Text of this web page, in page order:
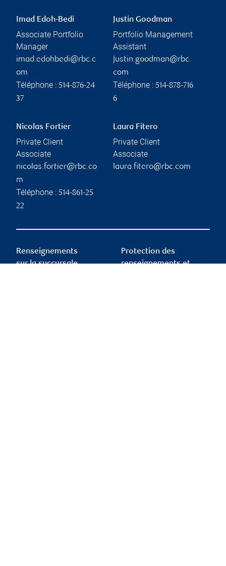
Imad Edoh-Bedi
Associate Portfolio
Manager
imad.edohbedi@rbc.c
om
Téléphone : 514-876-24
37
Justin Goodman
Portfolio Management
Assistant
justin.goodman@rbc.
com
Téléphone : 514-878-716
6
Nicolas Fortier
Private Client
Associate
nicolas.fortier@rbc.co
m
Téléphone : 514-861-25
22
Laura Fitero
Private Client
Associate
laura.fitero@rbc.com
Renseignements
sur la succursale
Protection des
renseignements et